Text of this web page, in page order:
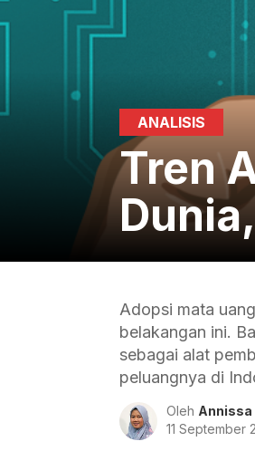
ANALISIS
Tren
Adopsi mata
belakangan ini.
sebagai alat
peluangnya di
Oleh Annissa
11 September